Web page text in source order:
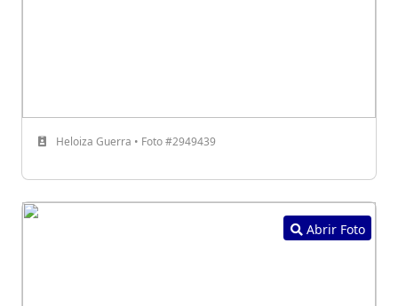
Heloiza Guerra • Foto #2949439
Abrir Foto